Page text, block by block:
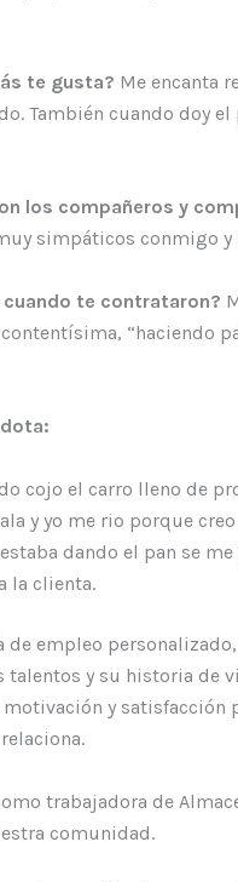
te gusta? Me encanta
También cuando doy
los compañeros y
simpáticos conmigo
cuando te contrataron?
“haciendo
cojo el carro lleno de
y yo me rio porque
dando el pan se
la clienta.
de empleo
talentos y su historia de
y satisfacción
trabajadora de
comunidad.